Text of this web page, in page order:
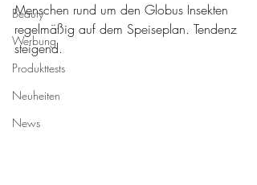
Beauty
Werbung
Produkttests
Neuheiten
News
Menschen rund um den Globus Insekten
regelmäßig auf dem Speiseplan. Tendenz
steigend.